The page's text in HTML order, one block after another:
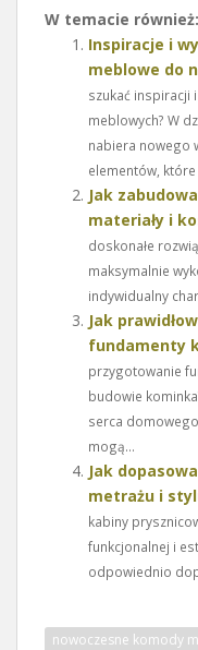
W temacie również:
Inspiracje i
meblowe do
szukać inspiracji
meblowych? W
nabiera nowego
elementów, które
Jak
materiały i
doskonałe
maksymalnie
indywidualny
Jak
fundamenty
przygotowanie
budowie
serca
mogą...
Jak
metrażu i
kabiny
funkcjonalnej i
odpowiednio
nowoczesne komody